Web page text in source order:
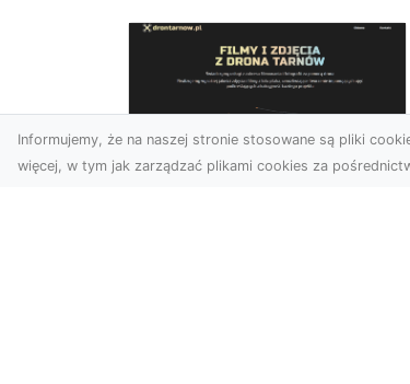
Informujemy, że na naszej stronie stosowane są pliki
więcej, w tym jak zarządzać plikami cookies za